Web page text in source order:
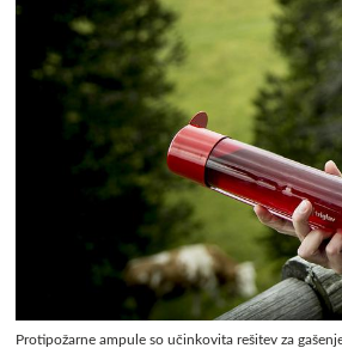
Protipožarne ampule so učinkovita rešitev za